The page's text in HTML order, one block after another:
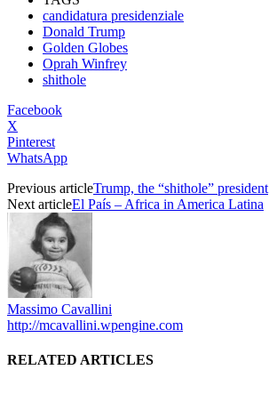
candidatura presidenziale
Donald Trump
Golden Globes
Oprah Winfrey
shithole
Facebook
X
Pinterest
WhatsApp
Previous articleTrump, the “shithole” president
Next articleEl País – Africa in America Latina
Massimo Cavallini
http://mcavallini.wpengine.com
RELATED ARTICLES